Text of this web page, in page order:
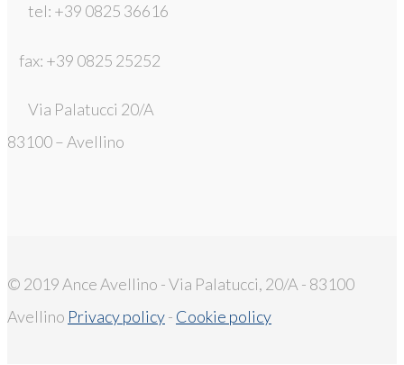
tel: +39 0825 36616
fax: +39 0825 25252
Via Palatucci 20/A
83100 – Avellino
© 2019 Ance Avellino - Via Palatucci, 20/A - 83100
Avellino Privacy policy- Cookie policy